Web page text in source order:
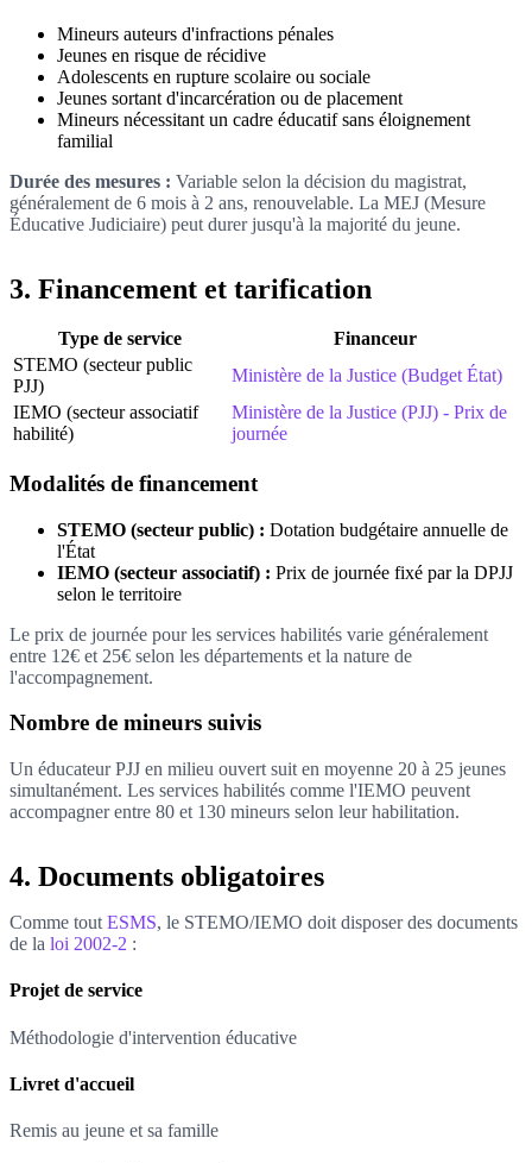
Mineurs auteurs d'infractions pénales
Jeunes en risque de récidive
Adolescents en rupture scolaire ou sociale
Jeunes sortant d'incarcération ou de placement
Mineurs nécessitant un cadre éducatif sans éloignement
familial
Durée des mesures : Variable selon la décision du magistrat,
généralement de 6 mois à 2 ans, renouvelable. La MEJ (Mesure
Éducative Judiciaire) peut durer jusqu'à la majorité du jeune.
3. Financement et tarification
Type de service
Financeur
STEMO (secteur public
PJJ)
Ministère de la Justice (Budget État)
IEMO (secteur associatif
habilité)
Ministère de la Justice (PJJ) - Prix de
journée
Modalités de financement
STEMO (secteur public) : Dotation budgétaire annuelle de
l'État
IEMO (secteur associatif) : Prix de journée fixé par la DPJJ
selon le territoire
Le prix de journée pour les services habilités varie généralement
entre 12€ et 25€ selon les départements et la nature de
l'accompagnement.
Nombre de mineurs suivis
Un éducateur PJJ en milieu ouvert suit en moyenne 20 à 25 jeunes
simultanément. Les services habilités comme l'IEMO peuvent
accompagner entre 80 et 130 mineurs selon leur habilitation.
4. Documents obligatoires
Comme tout ESMS, le STEMO/IEMO doit disposer des documents
de la loi 2002-2 :
Projet de service
Méthodologie d'intervention éducative
Livret d'accueil
Remis au jeune et sa famille